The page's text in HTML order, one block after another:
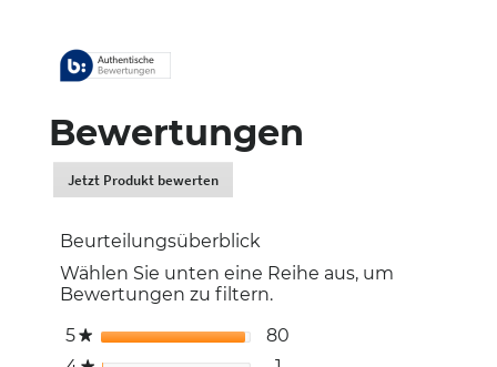
Bewertungen
Jetzt Produkt bewerten.
Dadurch
Sie
zur
Login-
Seite
weitergeleitet.
Beurteilungsüberblick
Wählen Sie unten eine Reihe aus, um
Bewertungen zu filtern.
5★ Sterne 80